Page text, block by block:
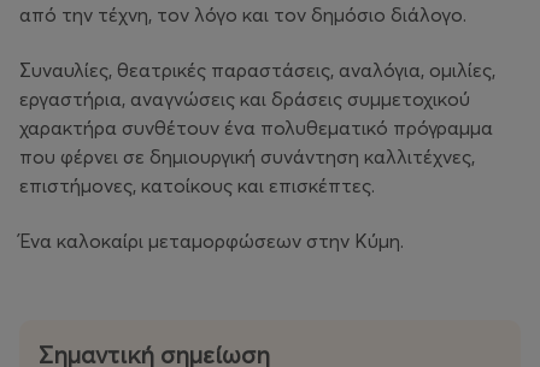
από την τέχνη, τον λόγο και τον δημόσιο διάλογο.
Συναυλίες, θεατρικές παραστάσεις, αναλόγια, ομιλίες,
εργαστήρια, αναγνώσεις και δράσεις συμμετοχικού
χαρακτήρα συνθέτουν ένα πολυθεματικό πρόγραμμα
που φέρνει σε δημιουργική συνάντηση καλλιτέχνες,
επιστήμονες, κατοίκους και επισκέπτες.
Ένα καλοκαίρι μεταμορφώσεων στην Κύμη.
Σημαντική σημείωση